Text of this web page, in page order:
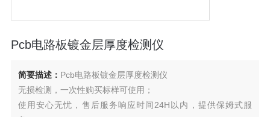
Pcb电路板镀金层厚度检测仪
简要描述： Pcb电路板镀金层厚度检测仪
无损检测，一次性购买标样可使用；
使用安心无忧，售后服务响应时间24H以内，提供保姆式服